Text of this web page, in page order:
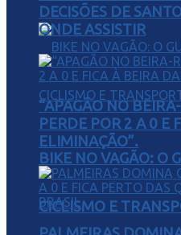
BIKE NO VAGÃO: O
CICLISMO E
DECISÕES DE
ONDE ASSISTIR
“APAGÃO NO
PERDE POR 2 A 0 E
ELIMINAÇÃO”.